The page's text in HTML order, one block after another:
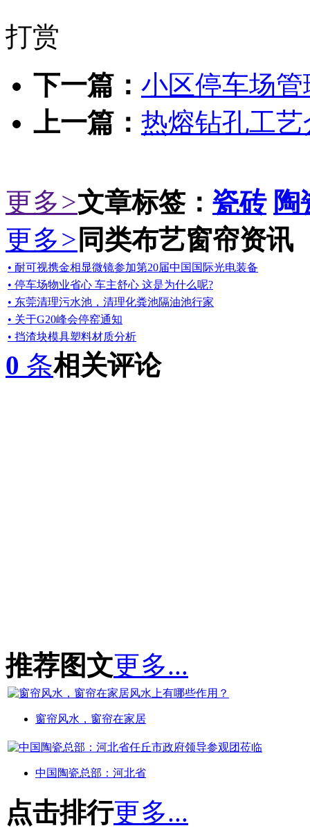
打赏
下一篇： 小区停车场
上一篇： 热熔钻孔工艺
更多>文章标签： 瓷砖 陶
更多> 同类布艺窗帘资讯
• 耐可视携金相显微镜参加第20届中国国际光电装备
• 停车场物业省心 车主舒心 这是为什么呢?
• 东莞清理污水池，清理化粪池隔油池行家
• 关于G20峰会停窑通知
• 挡渣块模具塑料材质分析
0 条相关评论
推荐图文更多...
窗帘风水，窗帘在家居
中国陶瓷总部：河北省
点击排行更多...